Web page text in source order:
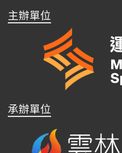
主辦單位
承辦單位